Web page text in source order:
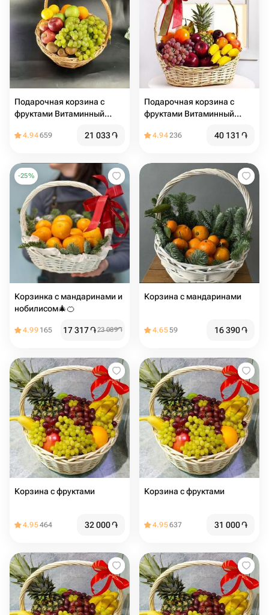
Подарочная корзина с
фруктами Витаминный
4.94659 21 033֏
Подарочная корзина с
фруктами Витаминный
4.94236 40 131 ֏
-25%
Корзинка с мандаринами и
нобилисом🎄🍊
4.99 165 17 317֏23 089֏
Корзина с мандаринами
4.6559 16 390֏
Корзина с фруктами
4.95464 32 000֏
Корзина с фруктами
4.95637 31 000֏